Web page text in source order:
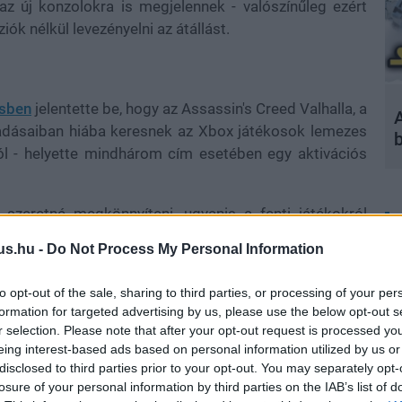
- Do Not Process My Personal Information
opt-out of the sale, sharing to third parties, or processing of your
for targeted advertising by us, please use the below opt-out
selection. Please note that after your opt-out request is processed
interest-based ads based on personal information utilized by us
to third parties prior to your opt-out. You may separately
of your personal information by third parties on the IAB’s list of
új konzolokra is megjelennek - valószínűleg ezért
nélkül levezényelni az átállást.
jelentette be, hogy az Assassin's Creed Valhalla, a
hiába keresnek az Xbox játékosok lemezes
- helyette mindhárom cím esetében egy aktivációs
megkönnyíteni, ugyanis a fenti játékokról
t, így azok, akik beruháznak Xbox Series X-re,
pedig bizonyára könnyebb úgy levezényelni, ha az
csak letöltik könyvtárukból az adott címeket.
marad, így abban ott lesz a Ubisoft legfrissebb
szeretne lecsapni a gyűjtői verzióra, az már csak a
a Ubisoft Store szerint az AC Valhalla és a Watch